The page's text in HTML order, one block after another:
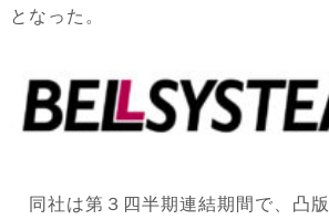
となった。
同社は第３四半期連結期間で、凸